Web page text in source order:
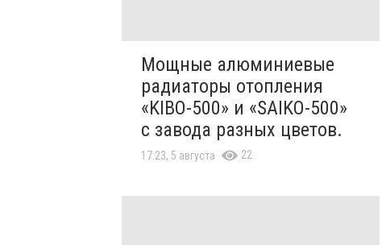
Мощные алюминиевые
радиаторы отопления
«KIBO-500» и «SAIKO-500»
с завода разных цветов.
17:23, 5 августа 22